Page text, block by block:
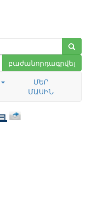
բաժանորդագրվել
ՄԵՐ
ՄԱՍԻՆ